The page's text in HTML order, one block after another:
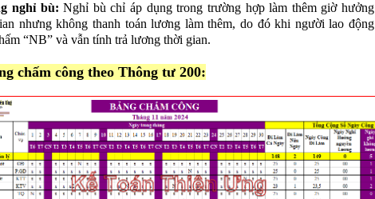
nghỉ bù:Nghỉ bù chỉ áp dụng trong trường hợp làm thêm giờ hưởng
nhưng không thanh toán lương làm thêm, do đó khi người lao động
“NB” và vẫn tính trả lương thời gian.
chấm công theo Thông tư 200: